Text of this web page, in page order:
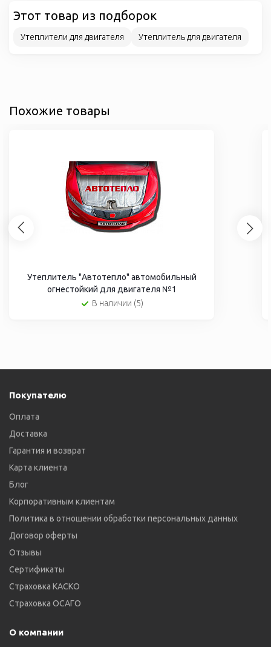
Этот товар из подборок
Утеплители для двигателя Утеплитель для двигателя
Похожие товары
Утеплитель "Автотепло" автомобильный
огнестойкий для двигателя №1
В наличии (5)
Покупателю
Оплата
Доставка
Гарантия и возврат
Карта клиента
Блог
Корпоративным клиентам
Политика в отношении обработки персональных данных
Договор оферты
Отзывы
Сертификаты
Страховка КАСКО
Страховка ОСАГО
О компании